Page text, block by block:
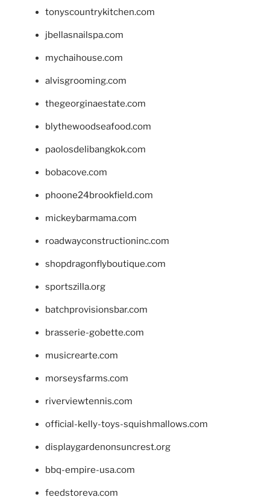
tonyscountrykitchen.com
jbellasnailspa.com
mychaihouse.com
alvisgrooming.com
thegeorginaestate.com
blythewoodseafood.com
paolosdelibangkok.com
bobacove.com
phoone24brookfield.com
mickeybarmama.com
roadwayconstructioninc.com
shopdragonflyboutique.com
sportszilla.org
batchprovisionsbar.com
brasserie-gobette.com
musicrearte.com
morseysfarms.com
riverviewtennis.com
official-kelly-toys-squishmallows.com
displaygardenonsuncrest.org
bbq-empire-usa.com
feedstoreva.com